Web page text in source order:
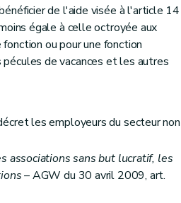
de l'aide visée à l'article 14
égale à celle octroyée aux
ou pour une fonction
de vacances et les autres
les employeurs du secteur non
associations sans but lucratif, les
– AGW du 30 avril 2009, art.